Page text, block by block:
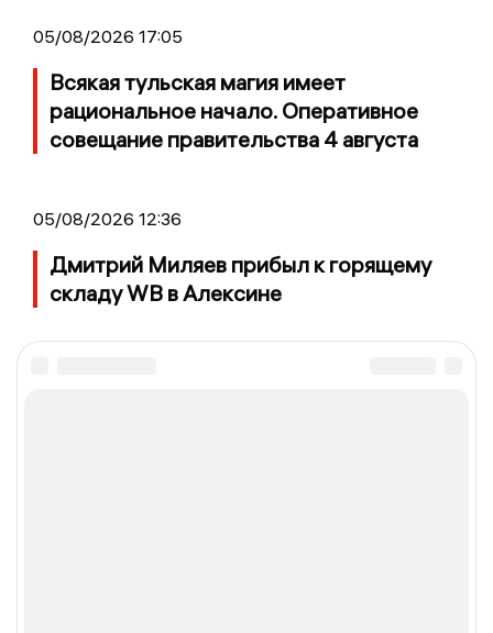
05/08/2026 17:05
Всякая тульская магия имеет
рациональное начало. Оперативное
совещание правительства 4 августа
05/08/2026 12:36
Дмитрий Миляев прибыл к горящему
складу WB в Алексине